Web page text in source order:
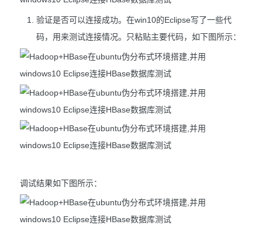
验证是否可以连接成功。在win10的Eclipse写了一些代
码，用来测试连接情况。只粘贴主要代码，如下图所示：
调试结果如下图所示：